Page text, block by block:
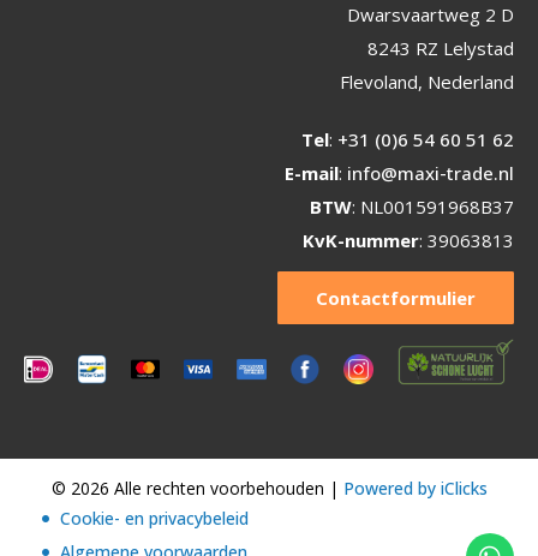
Dwarsvaartweg 2 D
8243 RZ Lelystad
Flevoland, Nederland
Tel: +31 (0)6 54 60 51 62
E-mail: info@maxi-trade.nl
BTW: NL001591968B37
KvK-nummer: 39063813
Contactformulier
© 2026 Alle rechten voorbehouden | Powered by iClicks
Cookie- en privacybeleid